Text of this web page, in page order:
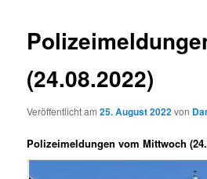
(24.08.2022)
Veröffentlicht am25. August 2022von
Polizeimeldungen vom Mittwoch